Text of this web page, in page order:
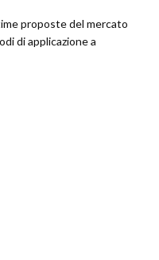
proposte del mercato
di applicazione a